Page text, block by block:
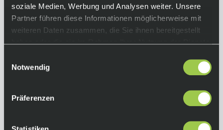
soziale Medien, Werbung und Analysen weiter. Unsere
Partner führen diese Informationen möglicherweise mit
weiteren Daten zusammen, die Sie ihnen bereitgestellt
haben oder die sie im Rahmen Ihrer Nutzung der Dienste
Notwendig
Präferenzen
Abenteuer auf ein neues Level.
Equipment
• Nahtloses, verschweißtes Deckmaterial für
anspruchsvollem Profil für Grip und
• EVA-Zwischensohle mit schmalem Profil für